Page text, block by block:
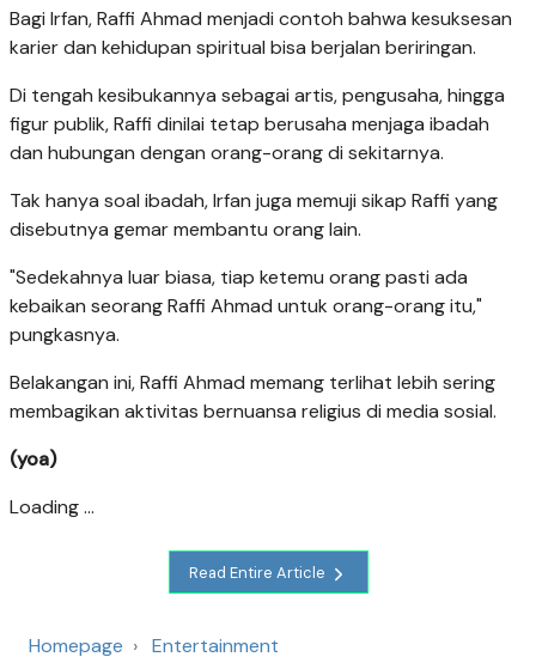
Bagi Irfan, Raffi Ahmad menjadi contoh bahwa kesuksesan
karier dan kehidupan spiritual bisa berjalan beriringan.
Di tengah kesibukannya sebagai artis, pengusaha, hingga
figur publik, Raffi dinilai tetap berusaha menjaga ibadah
dan hubungan dengan orang-orang di sekitarnya.
Tak hanya soal ibadah, Irfan juga memuji sikap Raffi yang
disebutnya gemar membantu orang lain.
"Sedekahnya luar biasa, tiap ketemu orang pasti ada
kebaikan seorang Raffi Ahmad untuk orang-orang itu,"
pungkasnya.
Belakangan ini, Raffi Ahmad memang terlihat lebih sering
membagikan aktivitas bernuansa religius di media sosial.
(yoa)
Loading ...
Read Entire Article
Homepage
Entertainment